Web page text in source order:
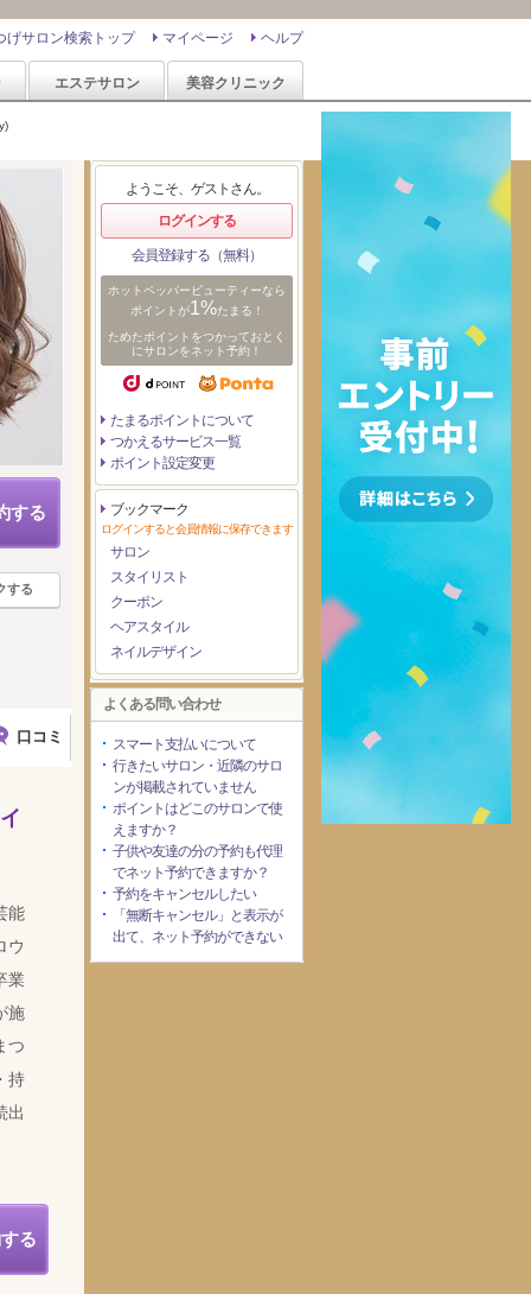
ヘルプ
マイページ
げサロン検索トップ
エステサロン 美容クリニック
する
する
口コミ
能
ウ
業
施
つ
持
出
る
ようこそ、ゲストさん。
ログインする
会員登録する（無料）
ホットペッパービューティーなら
ポイントが1%たまる！
ためたポイントをつかっておとく
にサロンをネット予約！
たまるポイントについて
つかえるサービス一覧
ポイント設定変更
ブックマーク
ログインすると会員情報に保存できます
サロン
スタイリスト
クーポン
ヘアスタイル
ネイルデザイン
よくある問い合わせ
スマート支払いについて
行きたいサロン・近隣のサロ
ンが掲載されていません
ポイントはどこのサロンで使
えますか？
子供や友達の分の予約も代理
でネット予約できますか？
予約をキャンセルしたい
「無断キャンセル」と表示が
出て、ネット予約ができない